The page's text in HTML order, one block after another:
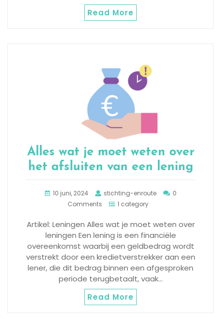
Read More
Alles wat je moet weten over
het afsluiten van een lening
10 juni, 2024 stichting-enroute
0
Comments
1 category
Artikel: Leningen Alles wat je moet weten over
leningen Een lening is een financiële
overeenkomst waarbij een geldbedrag wordt
verstrekt door een kredietverstrekker aan een
lener, die dit bedrag binnen een afgesproken
periode terugbetaalt, vaak…
Read More